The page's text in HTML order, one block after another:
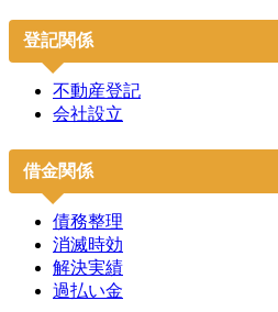
登記関係
不動産登記
会社設立
借金関係
債務整理
消滅時効
解決実績
過払い金